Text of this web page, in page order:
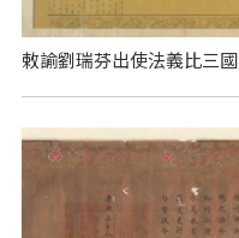
敕諭劉瑞芬出使法義比三國